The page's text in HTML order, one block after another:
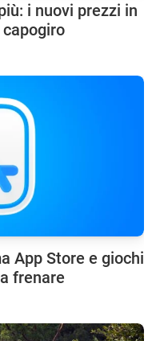
i nuovi prezzi in
capogiro
App Store e giochi
frenare